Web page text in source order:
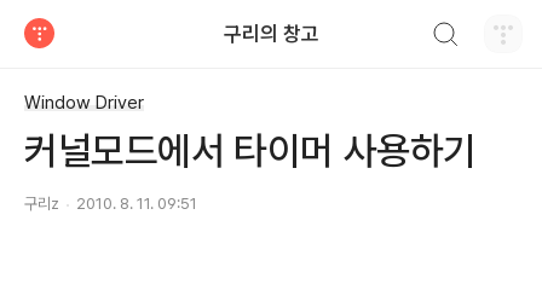
구리의 창고
Window Driver
커널모드에서 타이머 사용하기
구리z 2010. 8. 11. 09:51